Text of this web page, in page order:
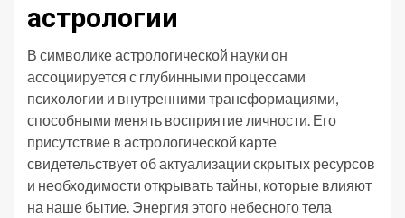
астрологии
В символике астрологической науки он
ассоциируется с глубинными процессами
психологии и внутренними трансформациями,
способными менять восприятие личности. Его
присутствие в астрологической карте
свидетельствует об актуализации скрытых ресурсов
и необходимости открывать тайны, которые влияют
на наше бытие. Энергия этого небесного тела